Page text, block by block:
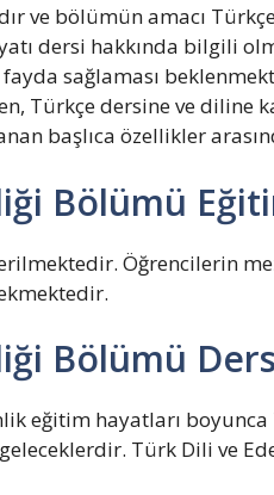
ve bölümün amacı
dersi hakkında bilgili
sağlaması
Türkçe dersine ve diline
başlıca özellikler
Bölümü
Öğrencilerin
Bölümü
eğitim hayatları
Türk Dili ve